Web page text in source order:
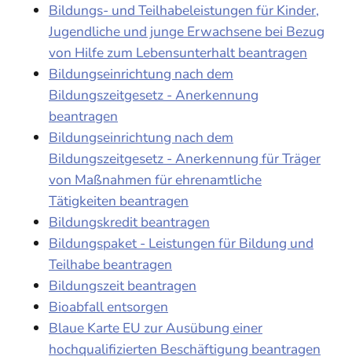
Bildungs- und Teilhabeleistungen für Kinder,
Jugendliche und junge Erwachsene bei Bezug
von Hilfe zum Lebensunterhalt beantragen
Bildungseinrichtung nach dem
Bildungszeitgesetz - Anerkennung
beantragen
Bildungseinrichtung nach dem
Bildungszeitgesetz - Anerkennung für Träger
von Maßnahmen für ehrenamtliche
Tätigkeiten beantragen
Bildungskredit beantragen
Bildungspaket - Leistungen für Bildung und
Teilhabe beantragen
Bildungszeit beantragen
Bioabfall entsorgen
Blaue Karte EU zur Ausübung einer
hochqualifizierten Beschäftigung beantragen